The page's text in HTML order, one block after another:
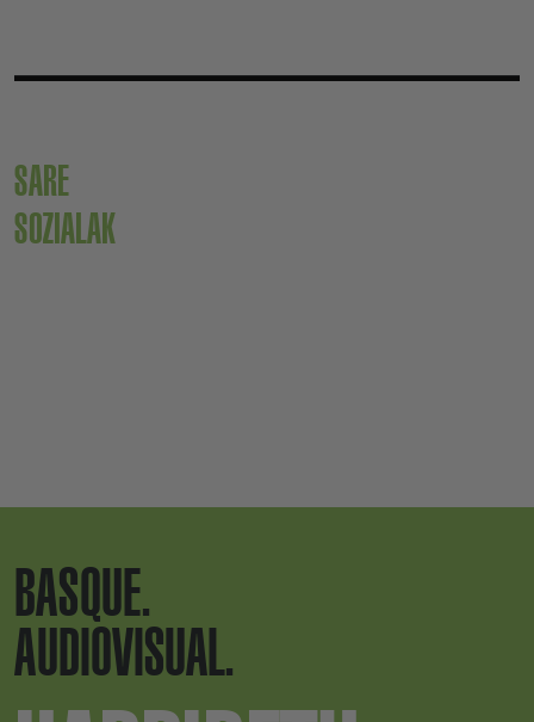
SARE
SOZIALAK
BASQUE.
AUDIOVISUAL.